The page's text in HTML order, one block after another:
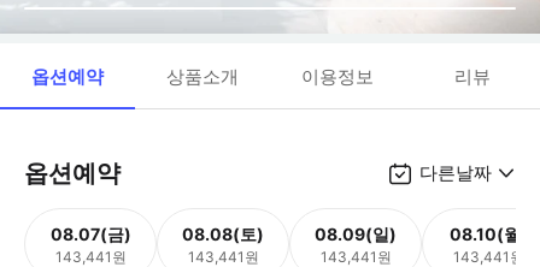
옵션예약 상품소개 이용정보 리뷰
옵션예약 다른날짜
08.07(금)
143,441원
08.08(토)
143,441원
08.09(일)
143,441원
08.10(월)
143,441원